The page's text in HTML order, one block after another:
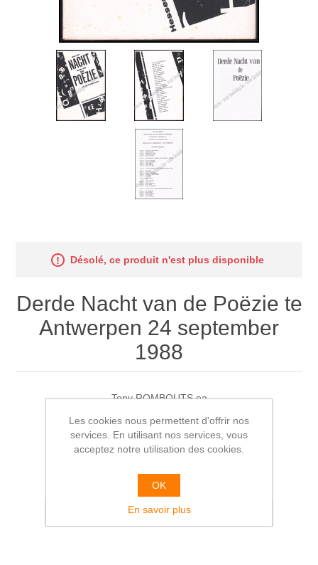
Désolé, ce produit n'est plus disponible
Derde Nacht van de Poëzie te
Antwerpen 24 september
1988
Tony ROMBOUTS ea
€0,00
Les cookies nous permettent d'offrir nos
services. En utilisant nos services, vous
acceptez notre utilisation des cookies.
OK
En savoir plus